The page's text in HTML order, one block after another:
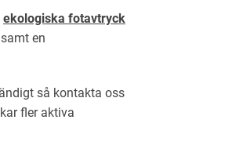
ekologiska fotavtryck
en
så kontakta oss
fler aktiva